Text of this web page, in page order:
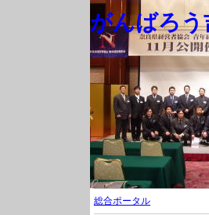
がんばろ
総合ポータル